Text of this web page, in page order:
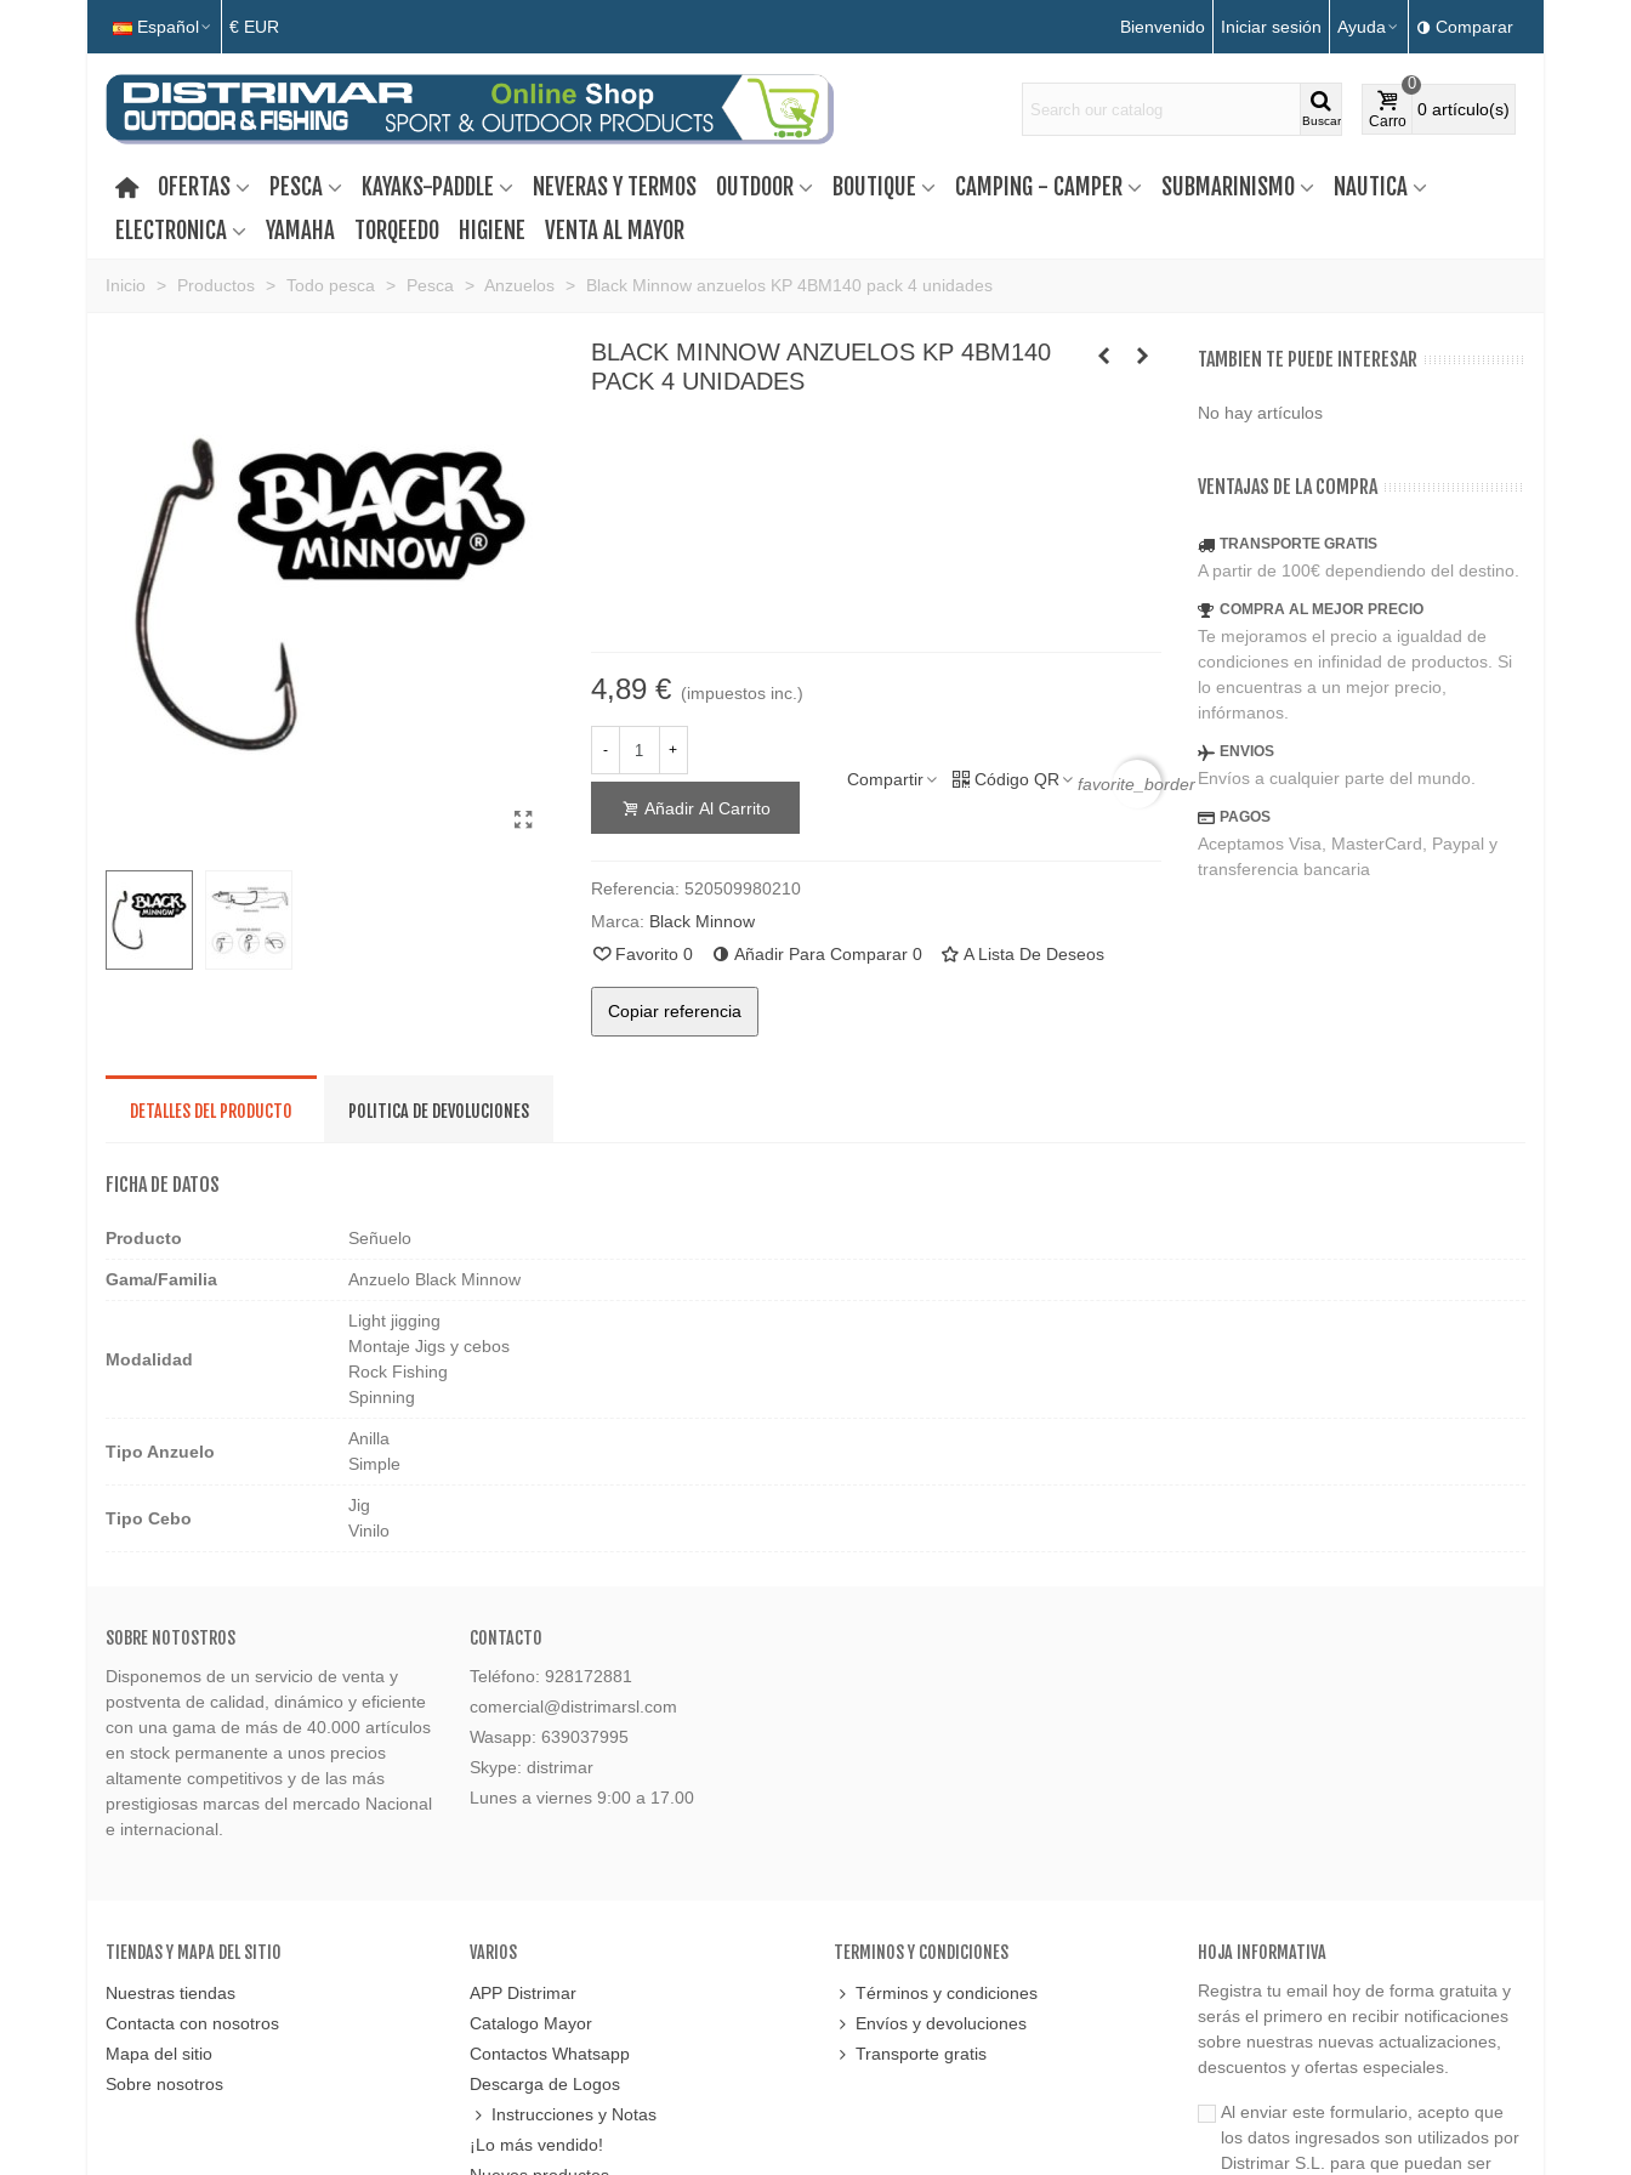
Español € EUR Bienvenido Iniciar sesión Ayuda Comparar
Buscar Carro
0
0 artículo(s)
OFERTAS PESCA KAYAKS-PADDLE NEVERAS Y TERMOS OUTDOOR BOUTIQUE CAMPING - CAMPER SUBMARINISMO
NAUTICA
ELECTRONICA
YAMAHA TORQEEDO HIGIENE VENTA AL MAYOR
Inicio > Productos > Todo pesca > Pesca > Anzuelos > Black Minnow anzuelos KP 4BM140 pack 4 unidades
BLACK MINNOW ANZUELOS KP 4BM140
PACK 4 UNIDADES
4,89 € (impuestos inc.)
- +
Añadir Al Carrito
Compartir Código QR favorite_border
Referencia: 520509980210
Marca: Black Minnow
Favorito 0 Añadir Para Comparar 0 A Lista De Deseos
Copiar referencia
TAMBIEN TE PUEDE INTERESAR
No hay artículos
VENTAJAS DE LA COMPRA
TRANSPORTE GRATIS
A partir de 100€ dependiendo del destino.
COMPRA AL MEJOR PRECIO
Te mejoramos el precio a igualdad de
condiciones en infinidad de productos. Si
lo encuentras a un mejor precio,
infórmanos.
ENVIOS
Envíos a cualquier parte del mundo.
PAGOS
Aceptamos Visa, MasterCard, Paypal y
transferencia bancaria
DETALLES DEL PRODUCTO POLITICA DE DEVOLUCIONES
FICHA DE DATOS
Producto Señuelo
Gama/familia Anzuelo Black Minnow
Modalidad
Light jigging
Montaje Jigs y cebos
Rock Fishing
Spinning
Tipo Anzuelo
Anilla
Simple
Tipo Cebo
Jig
Vinilo
SOBRE NOTOSTROS
Disponemos de un servicio de venta y
postventa de calidad, dinámico y eficiente
con una gama de más de 40.000 artículos
en stock permanente a unos precios
altamente competitivos y de las más
prestigiosas marcas del mercado Nacional
e internacional.
CONTACTO
Teléfono: 928172881
comercial@distrimarsl.com
Wasapp: 639037995
Skype: distrimar
Lunes a viernes 9:00 a 17.00
TIENDAS Y MAPA DEL SITIO
Nuestras tiendas
Contacta con nosotros
Mapa del sitio
Sobre nosotros
VARIOS
APP Distrimar
Catalogo Mayor
Contactos Whatsapp
Descarga de Logos
Instrucciones y Notas
¡Lo más vendido!
TERMINOS Y CONDICIONES
Términos y condiciones
Envíos y devoluciones
Transporte gratis
HOJA INFORMATIVA
Registra tu email hoy de forma gratuita y
serás el primero en recibir notificaciones
sobre nuestras nuevas actualizaciones,
descuentos y ofertas especiales.
Al enviar este formulario, acepto que
los datos ingresados son utilizados por
Distrimar S.L. para que puedan ser